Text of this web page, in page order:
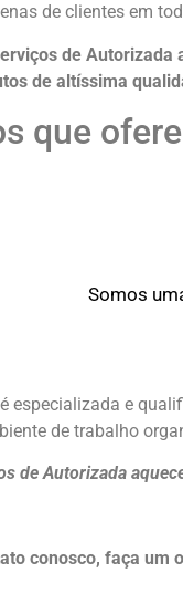
de clientes em
de
de altíssima
que
Somos
especializada e
de trabalho
de Autorizada
conosco, faça um